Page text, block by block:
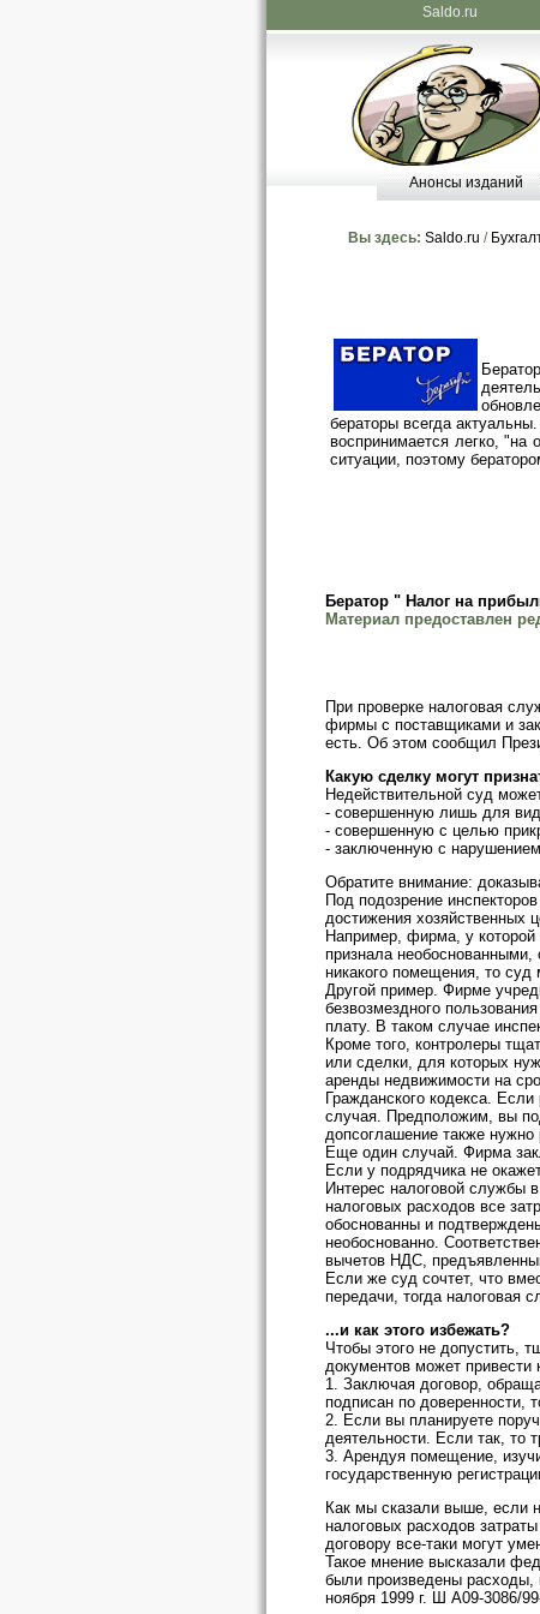
Saldo.ru
Анонсы изданий
Вы здесь: Saldo.ru /
бераторы всегда
воспринимается легко, "на
ситуации, поэтому
Бератор " Налог на
Материал предоставлен
При проверке налоговая
фирмы с поставщиками и
есть. Об этом сообщил
Какую сделку могут
Недействительной суд
- совершенную лишь для
- совершенную с целью
- заключенную с
Обратите внимание:
Под подозрение
достижения хозяйственных
Например, фирма, у
признала
никакого помещения, то
Другой пример. Фирме
безвозмездного
плату. В таком случае
Кроме того, контролеры
или сделки, для которых
аренды недвижимости на
Гражданского кодекса.
случая. Предположим, вы
допсоглашение также нужно
Еще один случай. Фирма
Если у подрядчика не
Интерес налоговой службы
налоговых расходов все
обоснованны и
необоснованно.
вычетов НДС,
Если же суд сочтет, что
передачи, тогда налоговая
...и как этого избежать?
Чтобы этого не допустить,
документов может
1. Заключая договор,
подписан по доверенности,
2. Если вы планируете
деятельности. Если так, то
3. Арендуя помещение,
государственную
Как мы сказали выше, если
налоговых расходов
договору все-таки могут
Такое мнение высказали
были произведены расходы,
ноября 1999 г. Ш А09-3086/